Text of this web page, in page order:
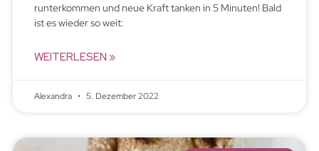
runterkommen und neue Kraft tanken in 5 Minuten! Bald
ist es wieder so weit:
WEITERLESEN »
Alexandra 5. Dezember 2022